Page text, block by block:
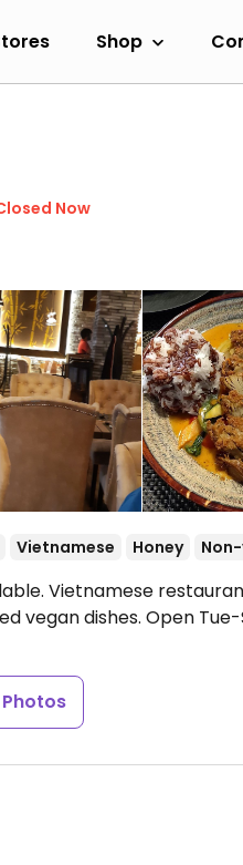
Shop
Now
Vietnamese Honey
Vietnamese
vegan dishes. Open Tue-